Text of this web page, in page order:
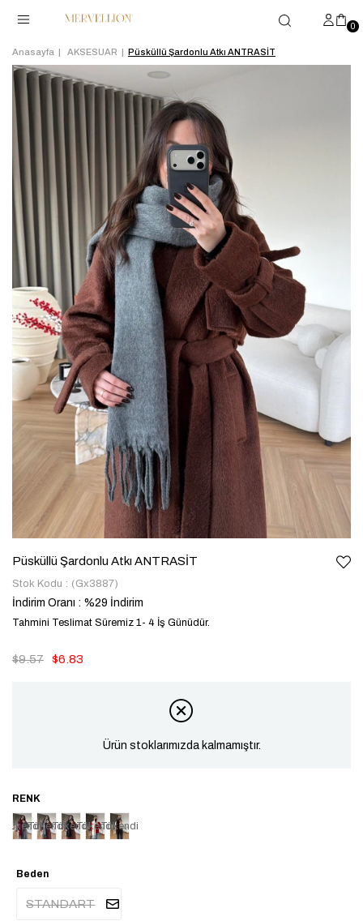
0
Anasayfa AKSESUAR Püsküllü Şardonlu Atkı ANTRASİT
Püsküllü Şardonlu Atkı ANTRASİT
Stok Kodu (Gx3887)
İndirim Oranı : %29 İndirim
Tahmini Teslimat Süremiz 1- 4 İş Günüdür.
$9.57 $6.83
Ürün stoklarımızda kalmamıştır.
TükendiTükendiTükendiTükendiTükendi
Beden
STANDART